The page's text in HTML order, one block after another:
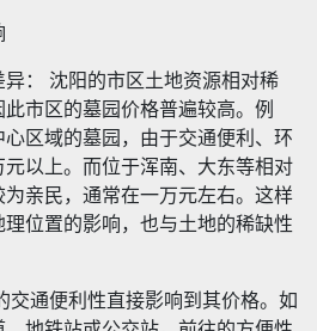
： 沈阳的市区土地资源相对稀
市区的墓园价格普遍较高。例
区域的墓园，由于交通便利、环
以上。而位于浑南、大东等相对
亲民，通常在一万元左右。这样
位置的影响，也与土地的稀缺性
交通便利性直接影响到其价格。如